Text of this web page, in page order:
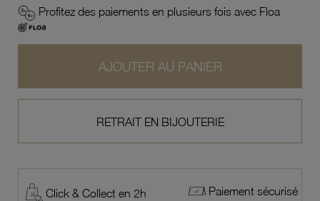
Profitez des paiements en plusieurs fois avec Floa
AJOUTER AU PANIER
RETRAIT EN BIJOUTERIE
Click & Collect en 2h Paiement sécurisé